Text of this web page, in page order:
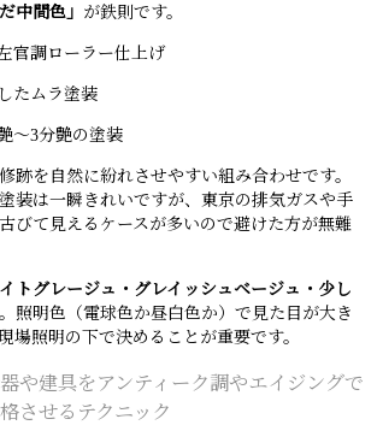
中間色」 が鉄則です。
官調ローラー仕上げ
たムラ塗装
〜3分艶の塗装
跡を自然に紛れさせやすい組み合わせです。
装は一瞬きれいですが、東京の排気ガスや手
びて見えるケースが多いので避けた方が無難
トグレージュ・グレイッシュベージュ・少し
。照明色（電球色か昼白色か）で見た目が大き
場照明の下で決めることが重要です。
や建具をアンティーク調やエイジングで
させるテクニック